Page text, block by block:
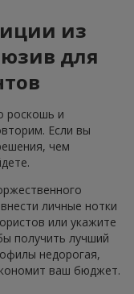
из
для
роскошь и
Если вы
чем
личные нотки
или укажите
получить лучший
недорогая,
ваш бюджет.